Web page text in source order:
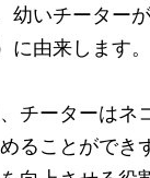
幼いチーター
に由来します。
チーターはネ
ることができ